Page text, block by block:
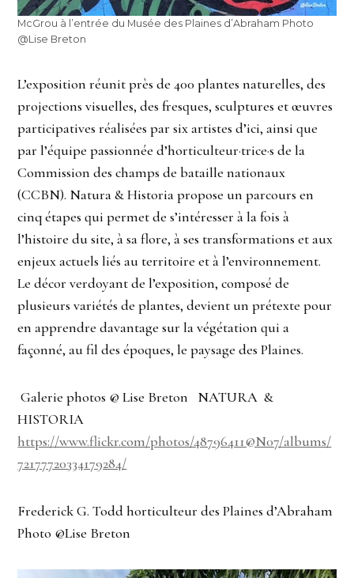
McGrou à l’entrée du Musée des Plaines d’Abraham Photo
@Lise Breton
L’exposition réunit près de 400 plantes naturelles, des
projections visuelles, des fresques, sculptures et œuvres
participatives réalisées par six artistes d’ici, ainsi que
par l’équipe passionnée d’horticulteur·trice·s de la
Commission des champs de bataille nationaux
(CCBN). Natura & Historia propose un parcours en
cinq étapes qui permet de s’intéresser à la fois à
l’histoire du site, à sa flore, à ses transformations et aux
enjeux actuels liés au territoire et à l’environnement.
Le décor verdoyant de l’exposition, composé de
plusieurs variétés de plantes, devient un prétexte pour
en apprendre davantage sur la végétation qui a
façonné, au fil des époques, le paysage des Plaines.
Galerie photos @ Lise Breton NATURA &
HISTORIA
https://www.flickr.com/photos/48796411@N07/albums/
72177720334179284/
Frederick G. Todd horticulteur des Plaines d’Abraham
Photo @Lise Breton